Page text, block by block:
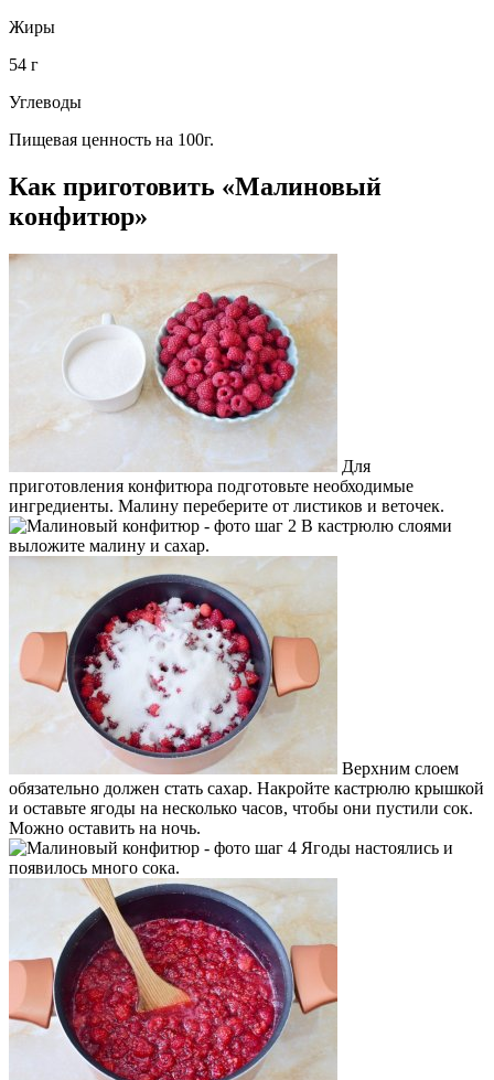
Жиры
54 г
Углеводы
Пищевая ценность на 100г.
Как приготовить «Малиновый
конфитюр»
Для
приготовления конфитюра подготовьте необходимые
ингредиенты. Малину переберите от листиков и веточек.
В кастрюлю слоями
выложите малину и сахар.
Верхним слоем
обязательно должен стать сахар. Накройте кастрюлю крышкой
и оставьте ягоды на несколько часов, чтобы они пустили сок.
Можно оставить на ночь.
Ягоды настоялись и
появилось много сока.